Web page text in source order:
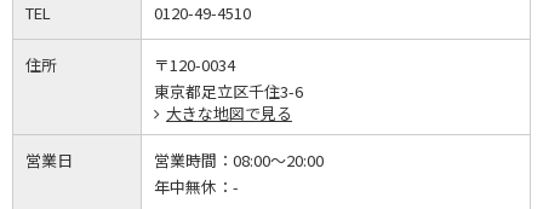
TEL 0120-49-4510
住所
〒120-0034
東京都足立区千住3-6
大きな地図で見る
営業日 営業時間： 08:00～20:00
年中無休： -